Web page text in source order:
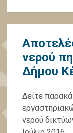
νερού
Δήμου
Δείτε
νερού